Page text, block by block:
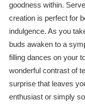
goodness within.
creation is perfect for
indulgence. As you
buds awaken to a
filling dances on your
wonderful contrast of
surprise that leaves
enthusiast or simply